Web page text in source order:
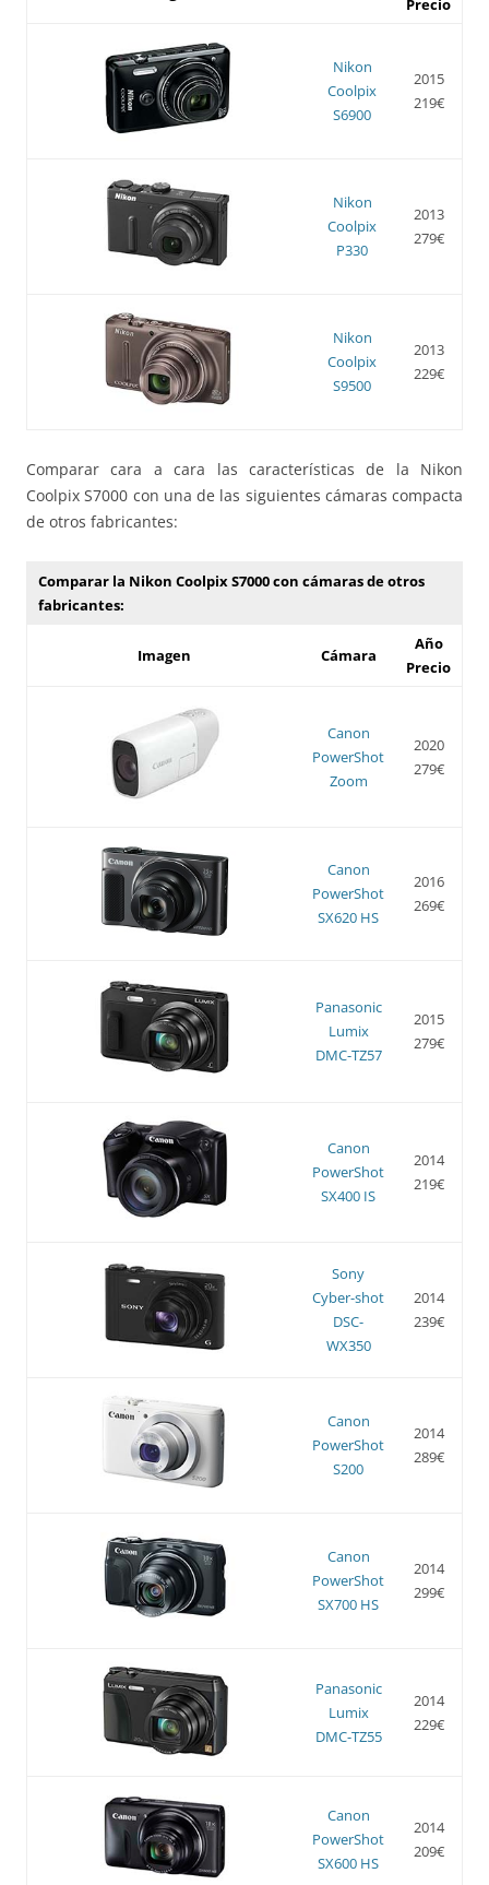
Precio
Nikon
Coolpix
S6900
2015
219€
Nikon
Coolpix
P330
2013
279€
Nikon
Coolpix
S9500
2013
229€
Comparar cara a cara las características de la Nikon
Coolpix S7000 con una de las siguientes cámaras compacta
de otros fabricantes:
Comparar la Nikon Coolpix S7000 con cámaras de otros
fabricantes:
Imagen Cámara
Año
Precio
Canon
PowerShot
Zoom
2020
279€
Canon
PowerShot
SX620 HS
2016
269€
Panasonic
Lumix
DMC-TZ57
2015
279€
Canon
PowerShot
SX400 IS
2014
219€
Sony
Cyber-shot
DSC-
WX350
2014
239€
Canon
PowerShot
S200
2014
289€
Canon
PowerShot
SX700 HS
2014
299€
Panasonic
Lumix
DMC-TZ55
2014
229€
Canon
PowerShot
SX600 HS
2014
209€